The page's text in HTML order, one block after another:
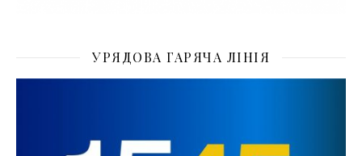
УРЯДОВА ГАРЯЧА ЛІНІЯ